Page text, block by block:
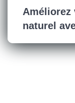
Améliorez
naturel